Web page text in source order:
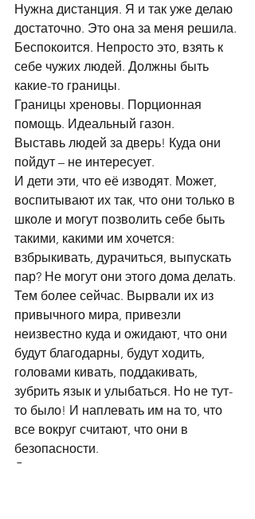
Нужна дистанция. Я и так уже делаю
достаточно. Это она за меня решила.
Беспокоится. Непросто это, взять к
себе чужих людей. Должны быть
какие-то границы.
Границы хреновы. Порционная
помощь. Идеальный газон.
Выставь людей за дверь! Куда они
пойдут – не интересует.
И дети эти, что её изводят. Может,
воспитывают их так, что они только в
школе и могут позволить себе быть
такими, какими им хочется:
взбрыкивать, дурачиться, выпускать
пар? Не могут они этого дома делать.
Тем более сейчас. Вырвали их из
привычного мира, привезли
неизвестно куда и ожидают, что они
будут благодарны, будут ходить,
головами кивать, поддакивать,
зубрить язык и улыбаться. Но не тут-
то было! И наплевать им на то, что
все вокруг считают, что они в
безопасности.
Дети чувствуют иначе.